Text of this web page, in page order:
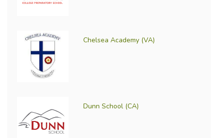
Chelsea Academy (VA)
Dunn School (CA)